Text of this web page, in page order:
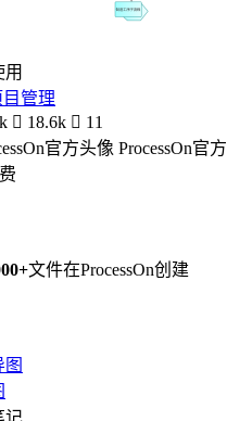
用
目管理
 18.6k  11
ProcessOn官方
文件在ProcessOn创建
图
记